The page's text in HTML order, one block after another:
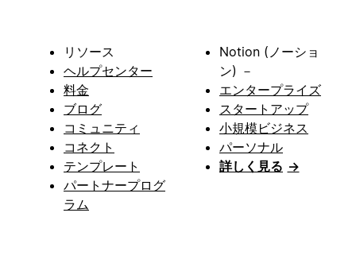
リソース
ヘルプセンター
料金
ブログ
コミュニティ
コネクト
テンプレート
パートナープログ
ラム
Notion (ノーショ
ン) －
エンタープライズ
スタートアップ
小規模ビジネス
パーソナル
詳しく見る →